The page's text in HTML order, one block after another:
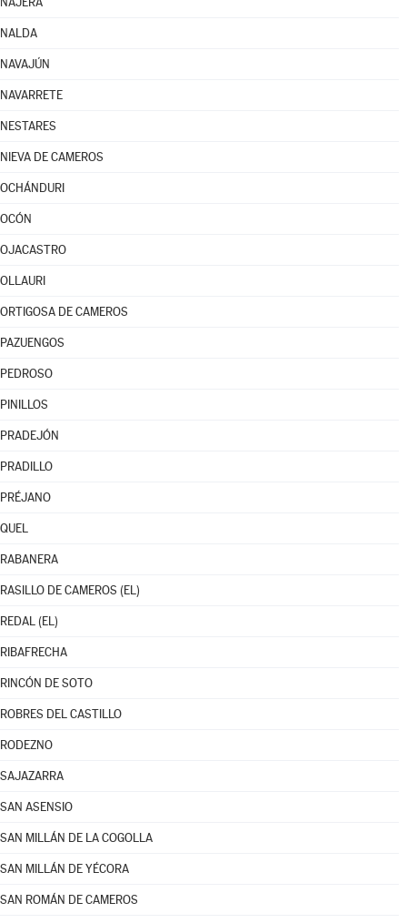
NALDA
NAVAJÚN
NAVARRETE
NESTARES
NIEVA DE CAMEROS
OCHÁNDURI
OCÓN
OJACASTRO
OLLAURI
ORTIGOSA DE CAMEROS
PAZUENGOS
PEDROSO
PINILLOS
PRADEJÓN
PRADILLO
PRÉJANO
QUEL
RABANERA
RASILLO DE CAMEROS (EL)
REDAL (EL)
RIBAFRECHA
RINCÓN DE SOTO
ROBRES DEL CASTILLO
RODEZNO
SAJAZARRA
SAN ASENSIO
SAN MILLÁN DE LA COGOLLA
SAN MILLÁN DE YÉCORA
SAN ROMÁN DE CAMEROS